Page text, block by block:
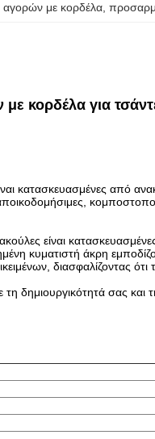
αγορών με κορδέλα,
κορδέλα για
κατασκευασμένες από
είναι
κυματιστή άκρη
διασφαλίζοντας ότι
τη δημιουργικότητά σας